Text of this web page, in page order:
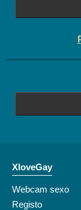
XloveGay
Webcam sexo
Registo